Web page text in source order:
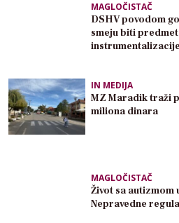
MAGLOČISTAČ
DSHV povodom
smeju biti
instrumentalizacije
IN MEDIJA
MZ Maradik traži
miliona dinara
MAGLOČISTAČ
Život sa autizmom
Nepravedne